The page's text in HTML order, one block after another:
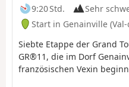
9:20 Std.
Sehr
Start in Genainville
Siebte Etappe der Grand
GR®11, die im Dorf
französischen Vexin